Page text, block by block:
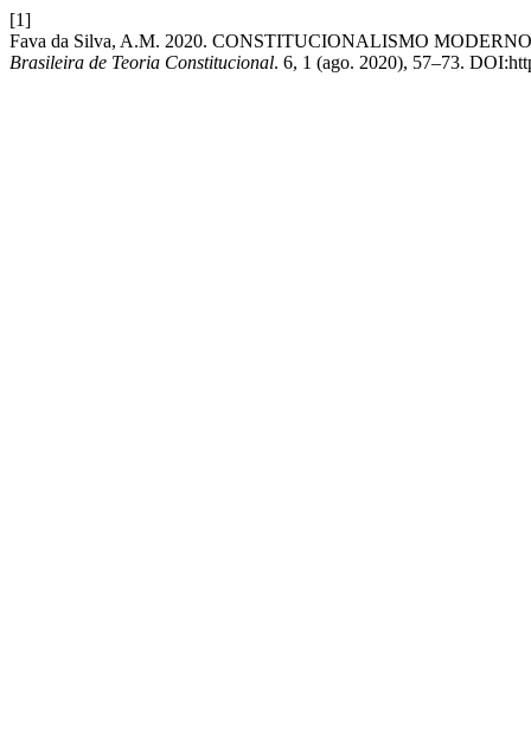
[1]
Fava da Silva, A.M. 2020. CONSTITUCIONALISMO
Brasileira de Teoria Constitucional. 6, 1 (ago. 2020), 57–73.